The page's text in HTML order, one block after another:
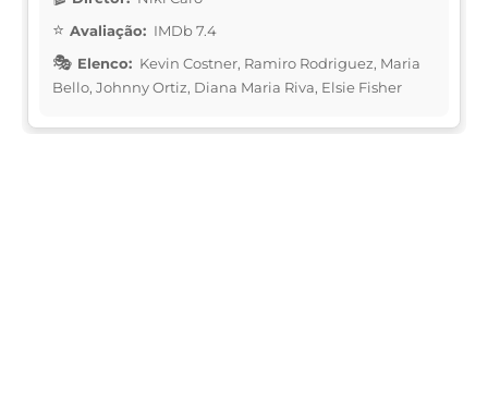
Avaliação: IMDb 7.4
Elenco: Kevin Costner, Ramiro Rodriguez, Maria
Bello, Johnny Ortiz, Diana Maria Riva, Elsie Fisher